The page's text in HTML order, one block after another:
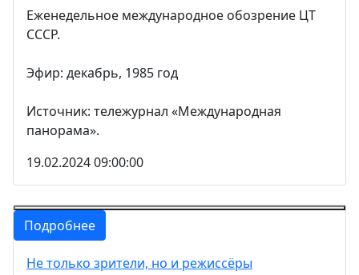
Еженедельное международное обозрение ЦТ
СССР.
Эфир: декабрь, 1985 год
Источник: тележурнал «Международная
панорама».
19.02.2024 09:00:00
Подробнее
Не только зрители, но и режиссёры